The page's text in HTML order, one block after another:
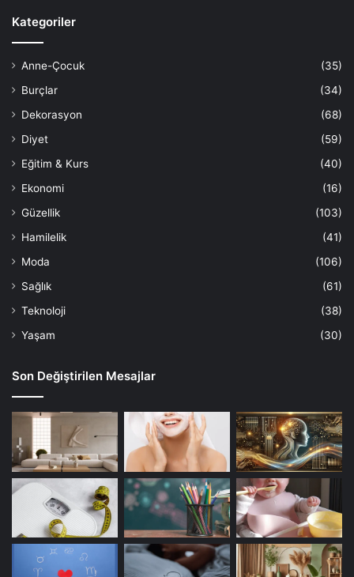
Kategoriler
Anne-Çocuk
(35)
Burçlar
(34)
Dekorasyon
(68)
Diyet
(59)
Eğitim & Kurs
(40)
Ekonomi
(16)
Güzellik
(103)
Hamilelik
(41)
Moda
(106)
Sağlık
(61)
Teknoloji
(38)
Yaşam
(30)
Son Değiştirilen Mesajlar